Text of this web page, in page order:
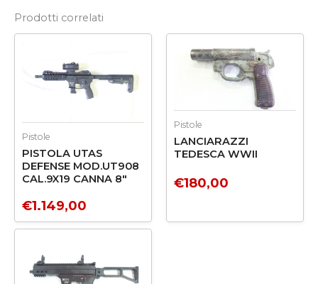
Prodotti correlati
Pistole
PISTOLA UTAS
DEFENSE MOD.UT908
CAL.9X19 CANNA 8″
€1.149,00
Pistole
LANCIARAZZI
TEDESCA WWII
€180,00